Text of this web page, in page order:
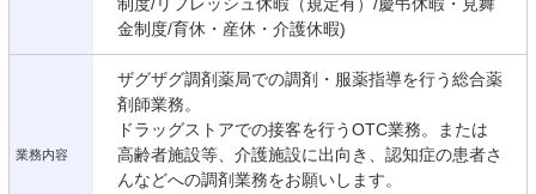
金制度/育休・産休・介護休暇)
業務内容
ザグザグ調剤薬局での調剤・服薬指導を行う総合薬
剤師業務。
ドラッグストアでの接客を行うOTC業務。または
高齢者施設等、介護施設に出向き、認知症の患者さ
んなどへの調剤業務をお願いします。